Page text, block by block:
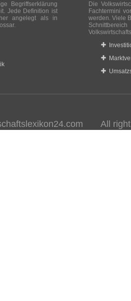
Begriffserklärung
Jede Definition ist
angelegt als in
Die
Fachtermini
werden. Viele
All